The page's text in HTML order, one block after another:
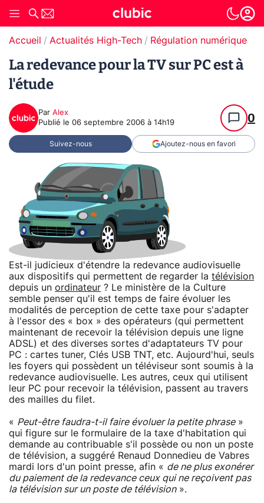
Accueil Actualités High-Tech Régulation numérique
La redevance pour la TV sur PC est à
l'étude
Par Alex
Publié le 06 septembre 2006 à 14h19 0
Suivez-nous Ajoutez-nous en favori
Est-il judicieux d'étendre la redevance audiovisuelle
aux dispositifs qui permettent de regarder la télévision
depuis un ordinateur ? Le ministère de la Culture
semble penser qu'il est temps de faire évoluer les
modalités de perception de cette taxe pour s'adapter
à l'essor des « box » des opérateurs (qui permettent
maintenant de recevoir la télévision depuis une ligne
ADSL) et des diverses sortes d'adaptateurs TV pour
PC : cartes tuner, Clés USB TNT, etc. Aujourd'hui, seuls
les foyers qui possèdent un téléviseur sont soumis à la
redevance audiovisuelle. Les autres, ceux qui utilisent
leur PC pour recevoir la télévision, passent au travers
des mailles du filet.
« Peut-être faudra-t-il faire évoluer la petite phrase»
qui figure sur le formulaire de la taxe d'habitation qui
demande au contribuable s'il possède ou non un poste
de télévision, a suggéré Renaud Donnedieu de Vabres
mardi lors d'un point presse, afin « de ne plus exonérer
du paiement de la redevance ceux qui ne reçoivent pas
la télévision sur un poste de télévision».